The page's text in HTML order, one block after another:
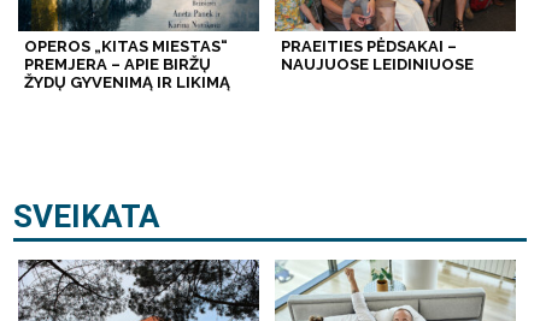
OPEROS „KITAS MIESTAS“
PREMJERA – APIE BIRŽŲ
ŽYDŲ GYVENIMĄ IR LIKIMĄ
PRAEITIES PĖDSAKAI –
NAUJUOSE LEIDINIUOSE
SVEIKATA